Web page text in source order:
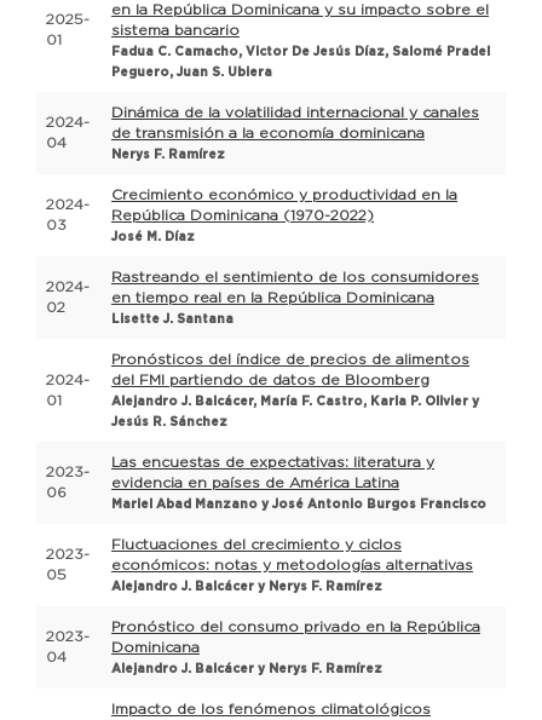
2025-
01
en la República Dominicana y su impacto sobre el
sistema bancario
Fadua C. Camacho, Victor De Jesús Díaz, Salomé Pradel
Peguero, Juan S. Ubiera
2024-
04
Dinámica de la volatilidad internacional y canales
de transmisión a la economía dominicana
Nerys F. Ramírez
2024-
03
Crecimiento económico y productividad en la
República Dominicana (1970-2022)
José M. Díaz
2024-
02
Rastreando el sentimiento de los consumidores
en tiempo real en la República Dominicana
Lisette J. Santana
2024-
01
Pronósticos del índice de precios de alimentos
del FMI partiendo de datos de Bloomberg
Alejandro J. Balcácer, María F. Castro, Karla P. Olivier y
Jesús R. Sánchez
2023-
06
Las encuestas de expectativas: literatura y
evidencia en países de América Latina
Mariel Abad Manzano y José Antonio Burgos Francisco
2023-
05
Fluctuaciones del crecimiento y ciclos
económicos: notas y metodologías alternativas
Alejandro J. Balcácer y Nerys F. Ramírez
2023-
04
Pronóstico del consumo privado en la República
Dominicana
Alejandro J. Balcácer y Nerys F. Ramírez
Impacto de los fenómenos climatológicos